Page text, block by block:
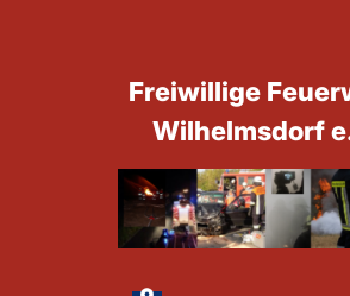
Freiwillige
Wilhelmsdorf